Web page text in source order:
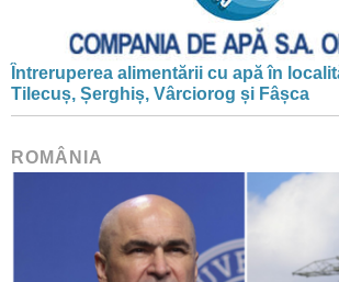
Întreruperea alimentării cu apă în
Tilecuș, Șerghiș, Vârciorog și Fâșca
ROMÂNIA